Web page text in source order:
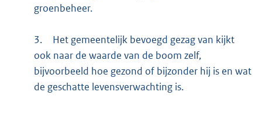
groenbeheer.
3.
Het gemeentelijk bevoegd gezag van kijkt
ook naar de waarde van de boom zelf,
bijvoorbeeld hoe gezond of bijzonder hij is en wat
de geschatte levensverwachting is.